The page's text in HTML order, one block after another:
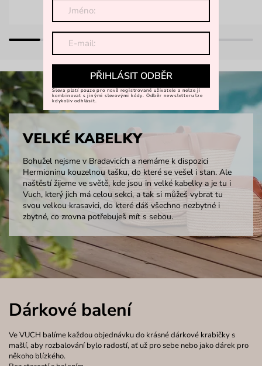
VELKÉ KABELKY
Bohužel nejsme v Bradavicích a nemáme k dispozici
Hermioninu kouzelnou tašku, do které se vešel i stan. Ale
naštěstí žijeme ve světě, kde jsou in velké kabelky a je tu i
Vuch, který jich má celou sekci, a tak si můžeš vybrat tu
svou velkou krasavici, do které dáš všechno nezbytné i
zbytné, co zrovna potřebuješ mít s sebou.
Dárkové balení
Ve VUCH balíme každou objednávku do krásné dárkové krabičky s
mašlí, aby rozbalování bylo radostí, ať už pro sebe nebo jako dárek pro
někoho blízkého.
PŘIHLÁSIT ODBĚR
Sleva platí pouze pro nově registrované uživatele a nelze ji
kombinovat s jinými slevovými kódy. Odběr newsletteru lze
kdykoliv odhlásit.